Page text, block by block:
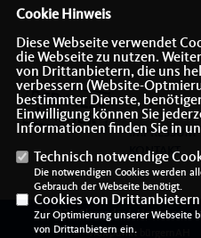
IMPRESSUM
KONTAKT
@2026 Alexander J. Herrmann -
Treffpunkt bürgernAH
Cookie Hinweis
Diese Webseite verwendet
die Webseite zu nutzen.
von Drittanbietern, die uns
verbessern (Website-
bestimmter Dienste,
Einwilligung können Sie
Informationen finden Sie in
Technisch notwendige
Die notwendigen Cookies werden
Gebrauch der Webseite benötigt.
Cookies von Drittanbietern
Zur Optimierung unserer Webseite
von Drittanbietern ein.